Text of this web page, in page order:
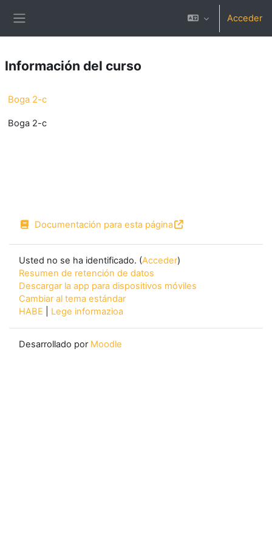
Acceder
Información del curso
Boga 2-c
Boga 2-c
Documentación para esta página
Usted no se ha identificado. (Acceder)
Resumen de retención de datos
Descargar la app para dispositivos móviles
Cambiar al tema estándar
HABE
Lege informazioa
Desarrollado por Moodle